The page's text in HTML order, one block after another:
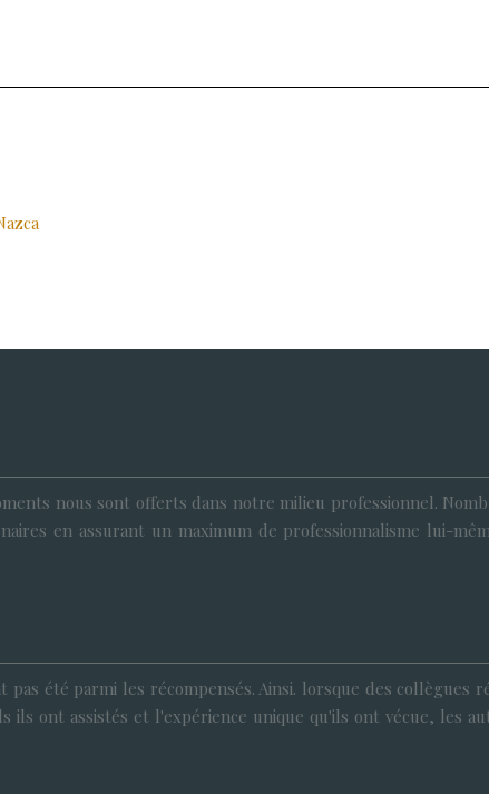
nous sont offerts dans notre milieu professionnel.
en assurant un maximum de professionnalisme lui-
été parmi les récompensés. Ainsi. lorsque des collègues
ils ont assistés et l'expérience unique qu'ils ont vécue, les